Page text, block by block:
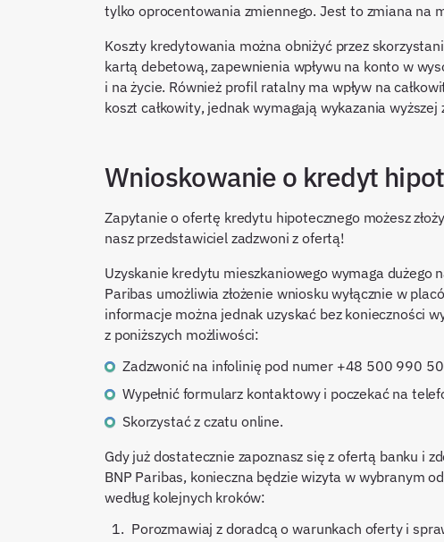
tylko oprocentowania zmiennego. Jest to zmiana na
Koszty kredytowania można obniżyć przez
kartą debetową, zapewnienia wpływu na konto w
i na życie. Również profil ratalny ma wpływ na
koszt całkowity, jednak wymagają wykazania
Wnioskowanie o kredyt
Zapytanie o ofertę kredytu hipotecznego możesz
nasz przedstawiciel zadzwoni z ofertą!
Uzyskanie kredytu mieszkaniowego wymaga dużego
Paribas umożliwia złożenie wniosku wyłącznie w
informacje można jednak uzyskać bez konieczności
z poniższych możliwości:
zadzwonić na infolinię pod numer +48 500 990
wypełnić formularz kontaktowy i poczekać na
skorzystać z czatu online.
Gdy już dostatecznie zapoznasz się z ofertą banku i
BNP Paribas, konieczna będzie wizyta w wybranym
według kolejnych kroków:
Porozmawiaj z doradcą o warunkach oferty i